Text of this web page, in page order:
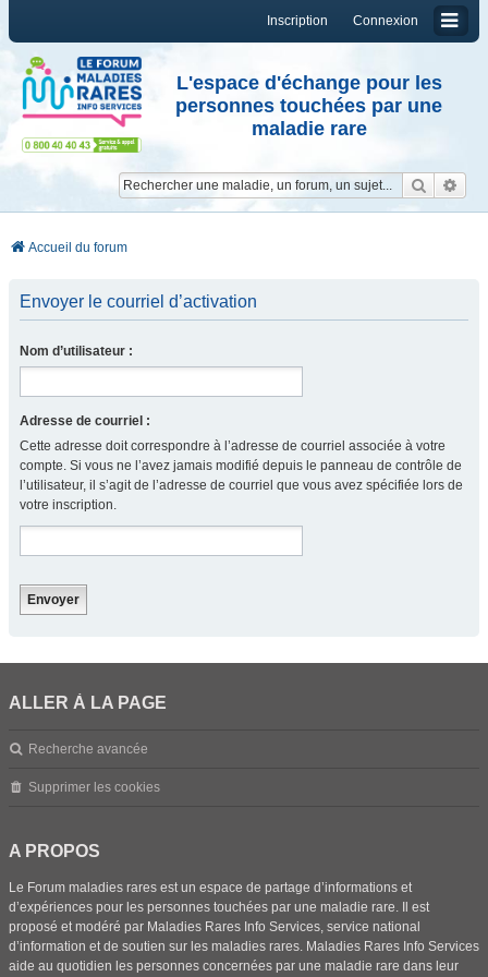
Connexion
Inscription
L'espace d'échange pour les
personnes touchées par une
maladie rare
Accueil du forum
Envoyer le courriel d’activation
Nom d’utilisateur :
Adresse de courriel :
Cette adresse doit correspondre à l’adresse de courriel associée à votre
compte. Si vous ne l’avez jamais modifié depuis le panneau de contrôle de
l’utilisateur, il s’agit de l’adresse de courriel que vous avez spécifiée lors de
votre inscription.
ALLER À LA PAGE
Recherche avancée
Supprimer les cookies
A PROPOS
Le Forum maladies rares est un espace de partage d’informations et
d’expériences pour les personnes touchées par une maladie rare. Il est
proposé et modéré par Maladies Rares Info Services, service national
d’information et de soutien sur les maladies rares. Maladies Rares Info Services
aide au quotidien les personnes concernées par une maladie rare dans leur